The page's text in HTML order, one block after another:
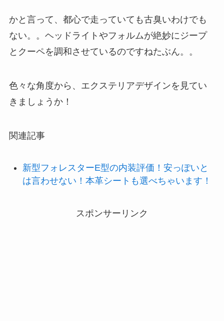
かと言って、都心で走っていても古臭いわけでも
ない。。ヘッドライトやフォルムが絶妙にジープ
とクーペを調和させているのですねたぶん。。
色々な角度から、エクステリアデザインを見てい
きましょうか！
関連記事
新型フォレスターE型の内装評価！安っぽいと
は言わせない！本革シートも選べちゃいます！
スポンサーリンク